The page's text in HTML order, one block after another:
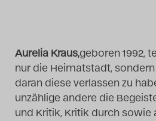
Das
Aurelia Kraus,geboren 1992,
nur die Heimatstadt,
daran diese verlassen zu
unzählige andere die
und Kritik, Kritik durch sowie